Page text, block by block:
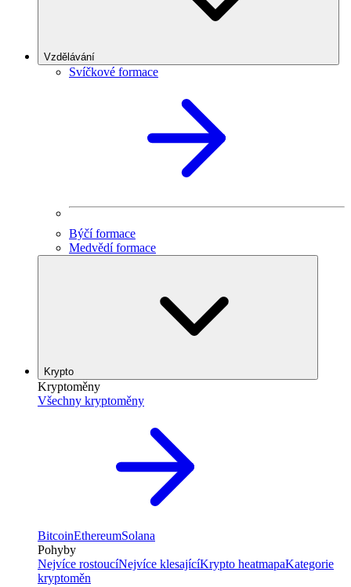
Vzdělávání
Svíčkové formace
Býčí formace
Medvědí formace
Krypto
Kryptoměny
Všechny kryptoměny
BitcoinEthereumSolana
Pohyby
Nejvíce rostoucíNejvíce klesajícíKrypto heatmapaKategorie
kryptoměn